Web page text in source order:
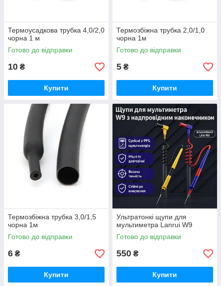
Термоусадкова трубка 4,0/2,0
чорна 1 м
Готово до відправки
10 ₴
Купити
Термозбіжна трубка 2,0/1,0
чорна 1м
Готово до відправки
5 ₴
Купити
Термозбіжна трубка 3,0/1,5
чорна 1м
Готово до відправки
6 ₴
Купити
Ультратонкі щупи для
мультиметра Lanrui W9
Готово до відправки
550 ₴
Купити